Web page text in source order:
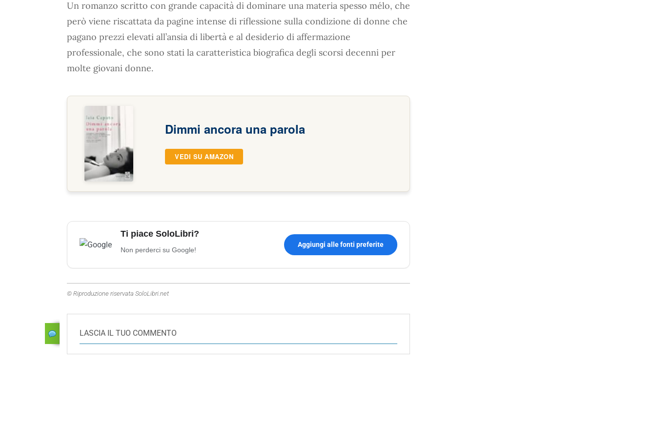
Un romanzo scritto con grande capacità di dominare una materia spesso mélo, che
però viene riscattata da pagine intense di riflessione sulla condizione di donne che
pagano prezzi elevati all’ansia di libertà e al desiderio di affermazione
professionale, che sono stati la caratteristica biografica degli scorsi decenni per
molte giovani donne.
Dimmi ancora una parola
VEDI SU AMAZON
Ti piace SoloLibri?
Non perderci su Google!
Aggiungi alle fonti preferite
© Riproduzione riservata SoloLibri.net
LASCIA IL TUO COMMENTO